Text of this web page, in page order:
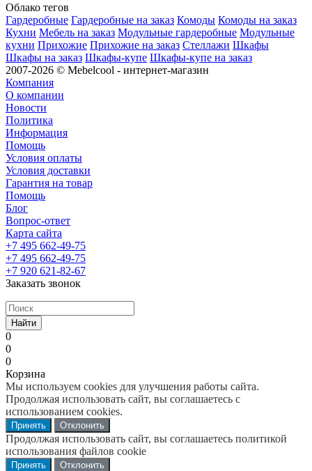
Облако тегов
Гардеробные Гардеробные на заказ Комоды Комоды на заказ
Кухни Мебель на заказ Модульные гардеробные Модульные
кухни Прихожие Прихожие на заказ Стеллажи Шкафы
Шкафы на заказ Шкафы-купе Шкафы-купе на заказ
2007-2026 © Mebelcool - интернет-магазин
Компания
О компании
Новости
Политика
Информация
Помощь
Условия оплаты
Условия доставки
Гарантия на товар
Помощь
Блог
Вопрос-ответ
Карта сайта
+7 495 662-49-75
+7 495 662-49-75
+7 920 621-82-67
Заказать звонок
Найти
0
0
0
Корзина
Мы используем cookies для улучшения работы сайта.
Продолжая использовать сайт, вы соглашаетесь с
использованием cookies.
Принять Отклонить
Продолжая использовать сайт, вы соглашаетесь политикой
использования файлов cookie
Принять Отклонить